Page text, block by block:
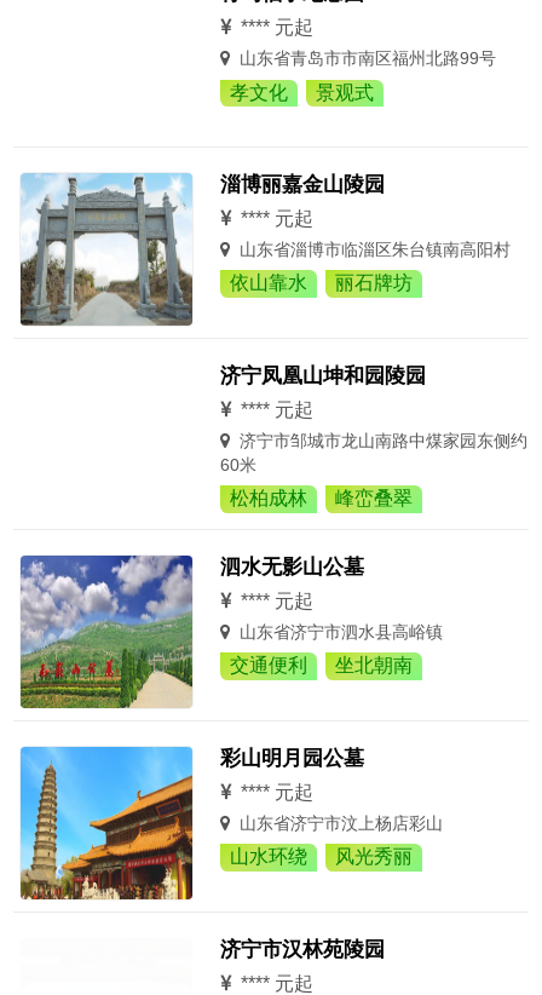
**** 元起
山东省青岛市市南区福州北路99号
孝文化 景观式
淄博丽嘉金山陵园
**** 元起
山东省淄博市临淄区朱台镇南高阳村
依山靠水 丽石牌坊
济宁凤凰山坤和园陵园
**** 元起
济宁市邹城市龙山南路中煤家园东侧约
60米
松柏成林 峰峦叠翠
泗水无影山公墓
**** 元起
山东省济宁市泗水县高峪镇
交通便利 坐北朝南
彩山明月园公墓
**** 元起
山东省济宁市汶上杨店彩山
山水环绕 风光秀丽
济宁市汉林苑陵园
**** 元起